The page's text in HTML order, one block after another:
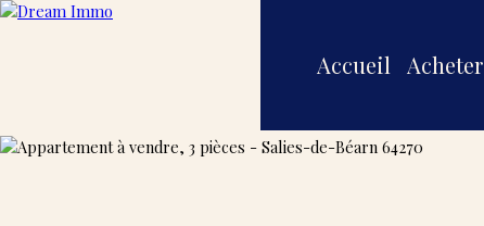
Accueil Acheter